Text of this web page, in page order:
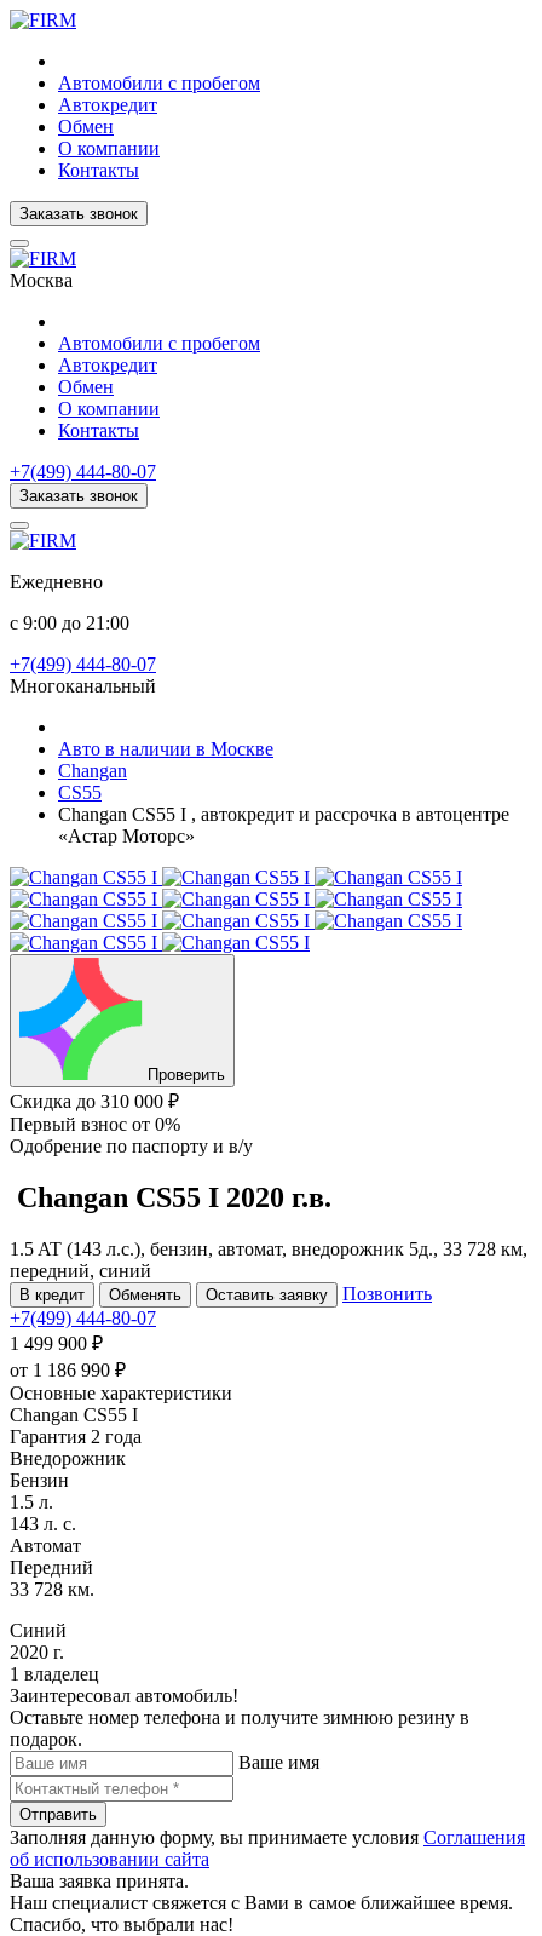
Автомобили с пробегом
Автокредит
Обмен
О компании
Контакты
Заказать звонок
Москва
Автомобили с пробегом
Автокредит
Обмен
О компании
Контакты
+7(499) 444-80-07
Заказать звонок
Ежедневно
с 9:00 до 21:00
+7(499) 444-80-07
Многоканальный
Авто в наличии в Москве
Changan
CS55
Changan CS55 I , автокредит и рассрочка в автоцентре
«Астар Моторс»
Проверить
Скидка до 310 000 ₽
Первый взнос от 0%
Одобрение по паспорту и в/у
Changan CS55 I 2020 г.в.
1.5 AT (143 л.с.), бензин, автомат, внедорожник 5д., 33 728 км,
передний, синий
В кредит Обменять Оставить заявку
Позвонить
+7(499) 444-80-07
1 499 900 ₽
от 1 186 990 ₽
Основные характеристики
Changan CS55 I
Гарантия 2 года
Внедорожник
Бензин
1.5 л.
143 л. с.
Автомат
Передний
33 728 км.
Синий
2020 г.
1 владелец
Заинтересовал автомобиль!
Оставьте номер телефона и получите зимнюю резину в
подарок.
Ваше имя
Отправить
Заполняя данную форму, вы принимаете условия Соглашения
об использовании сайта
Ваша заявка принята.
Наш специалист свяжется с Вами в самое ближайшее время.
Спасибо, что выбрали нас!